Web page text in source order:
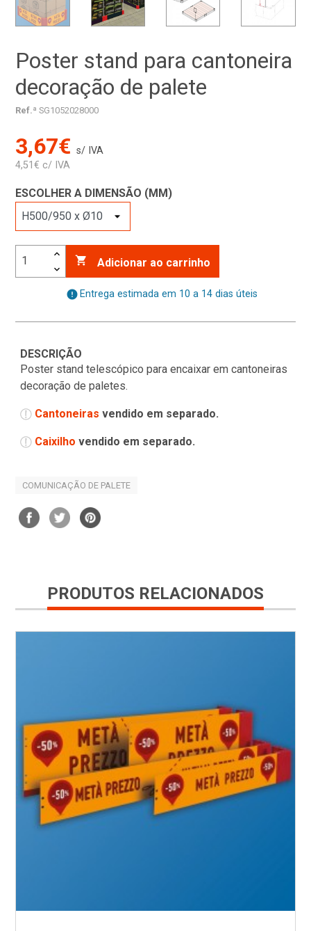
Poster stand para cantoneira
decoração de palete
Ref.ª SG1052028000
3,67€ s/ IVA
4,51€ c/ IVA
ESCOLHER A DIMENSÃO (MM)
 Adicionar ao carrinho
error Entrega estimada em 10 a 14 dias úteis
DESCRIÇÃO
Poster stand telescópico para encaixar em cantoneiras
decoração de paletes.
Cantoneiras vendido em separado.
Caixilho vendido em separado.
COMUNICAÇÃO DE PALETE
PRODUTOS RELACIONADOS